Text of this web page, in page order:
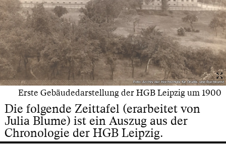
Foto: Archiv der Hochschule für Grafik- und Buchkunst
Erste Gebäudedarstellung der HGB Leipzig um 1900
Die folgende Zeittafel (erarbeitet von
Julia Blume) ist ein Auszug aus der
Chronologie der HGB Leipzig.